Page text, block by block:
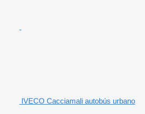
IVECO Cacciamali autobús urbano